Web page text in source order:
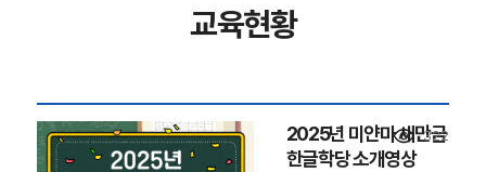
교육현황
2025년 미얀마 새만금
한글학당 소개영상
visibility 322